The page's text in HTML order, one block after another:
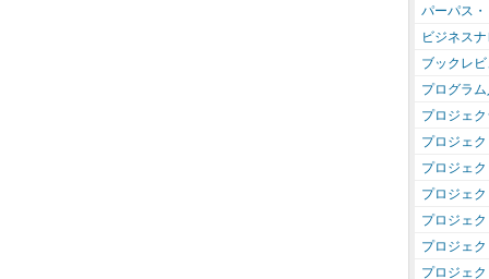
パーパス
ビジネス
ブックレ
プログラ
プロジェ
プロジェ
プロジェ
プロジェ
プロジェ
プロジェ
プロジェ